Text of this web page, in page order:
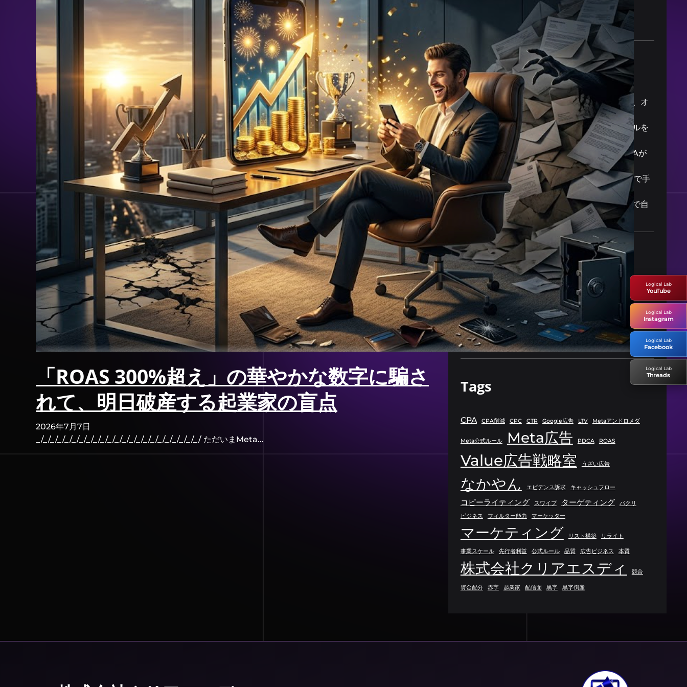
Logical Lab
YouTube
Logical Lab
Instagram
Logical Lab
Facebook
Logical Lab
Threads
「ROAS 300%超え」の華やかな数字に騙さ
れて、明日破産する起業家の盲点
2026年7月7日
_/_/_/_/_/_/_/_/_/_/_/_/_/_/_/_/_/_/_/_/_/_/_/ ただいまMeta…
a
c
h
Search
Latest Posts
なぜ、あのアカウントは裏ワザを使わないのに、オ
ークション評価が爆上げし続けるのか？
存在に気づかれない広告は悪。顧客のスクロールを
強制停止させるフックの正体
獲得を増やしたいから予算2倍にした瞬間、CPAが
高騰して自滅する経営者の共通点
CPA高騰より恐ろしい。クリック率爆上げの裏で手
元がショートする「数字のマジック」
「綺麗で整った文章」が、あなたの広告を最速で自
滅させる明確なロジック
Categories
Meta広告
PDCA
ROAS
ビジネス
広告ビジネス
Tags
CPA CPA削減 CPC CTR Google広告 LTV Metaアンドロメダ
Meta公式ルール Meta広告 PDCA ROAS
Value広告戦略室 うざい広告
なかやん エビデンス訴求 キャッシュフロー
コピーライティング スワイプ ターゲティング
パクリ
ビジネス
フィルター能力 マーケッター
マーケティング リスト構築 リライト
事業スケール 先行者利益 公式ルール 品質 広告ビジネス 本質
株式会社クリアエスディ 競合
資金配分 赤字 起業家 配信面 黒字 黒字倒産